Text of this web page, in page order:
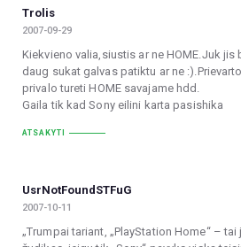
Trolis
2007-09-29
Kiekvieno valia,siustis ar ne HOME.Juk
daug sukat galvas patiktu ar ne
privalo tureti HOME savajame hdd.
Gaila tik kad Sony eilini karta pasishika
ATSAKYTI
UsrNotFoundSTFuG
2007-10-11
„Trumpai tariant, „PlayStation Home“ –